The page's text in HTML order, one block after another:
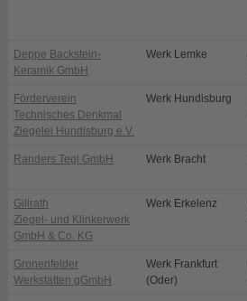
Deppe Backstein-
Keramik GmbH
Werk Lemke
Förderverein
Technisches Denkmal
Ziegelei Hundisburg e.V.
Werk Hundisburg
Randers Tegl GmbH Werk Bracht
Gillrath
Ziegel- und Klinkerwerk
GmbH & Co. KG
Werk Erkelenz
Gronenfelder
Werkstätten gGmbH
Werk Frankfurt
(Oder)